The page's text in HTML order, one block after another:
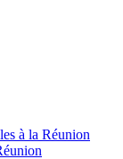
à la Réunion